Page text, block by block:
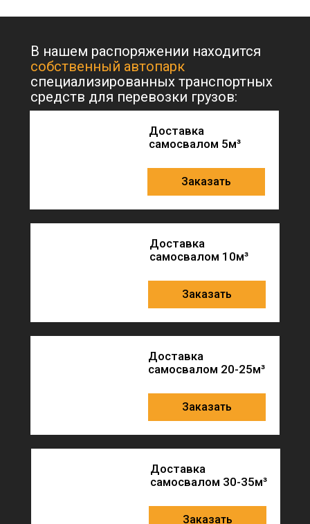
В нашем распоряжении находится
собственный автопарк
специализированных транспортных
средств для перевозки грузов:
Доставка
самосвалом 5м³
Заказать
Доставка
самосвалом 10м³
Заказать
Доставка
самосвалом 20-25м³
Заказать
Доставка
самосвалом 30-35м³
Заказать